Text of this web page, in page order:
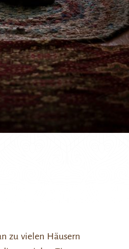
zu vielen Häusern